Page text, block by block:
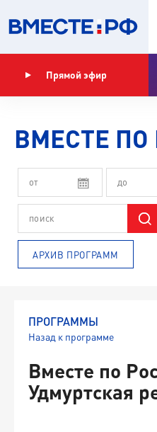
Прямой эфир
ВМЕСТЕ ПО
АРХИВ ПРОГРАММ
ПРОГРАММЫ
Назад к программе
Вместе по
Удмуртская